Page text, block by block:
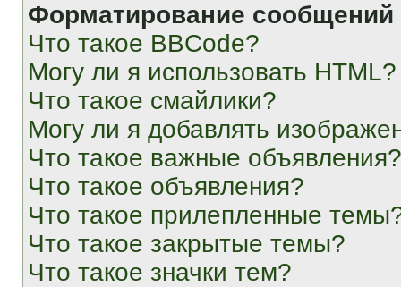
Форматирование
Что такое BBCode?
Могу ли я использовать HTML?
Что такое смайлики?
Могу ли я добавлять
Что такое важные объявления?
Что такое объявления?
Что такое прилепленные
Что такое закрытые темы?
Что такое значки тем?